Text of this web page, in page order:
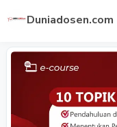
Duniadosen.com